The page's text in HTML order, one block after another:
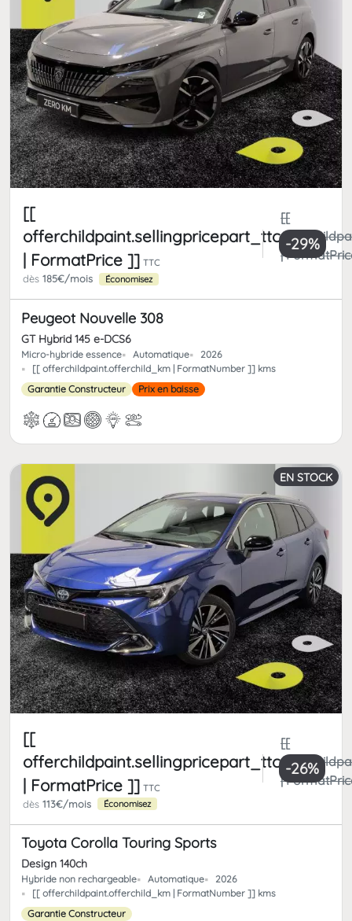
[[
offerchildpaint.sellingpricepart_ttc
| FormatPrice ]] TTC
[[
|
dès 185€/mois Économisez
-29%
Peugeot Nouvelle 308
GT Hybrid 145 e-DCS6
Micro-hybride essence Automatique
2026
[[ offerchildpaint.offerchild_km | FormatNumber ]] kms
Garantie Constructeur
Prix en baisse
EN STOCK
[[
offerchildpaint.sellingpricepart_ttc
| FormatPrice ]] TTC
[[
|
dès 113€/mois Économisez
-26%
Toyota Corolla Touring Sports
Design 140ch
Hybride non rechargeable Automatique
2026
[[ offerchildpaint.offerchild_km | FormatNumber ]] kms
Garantie Constructeur